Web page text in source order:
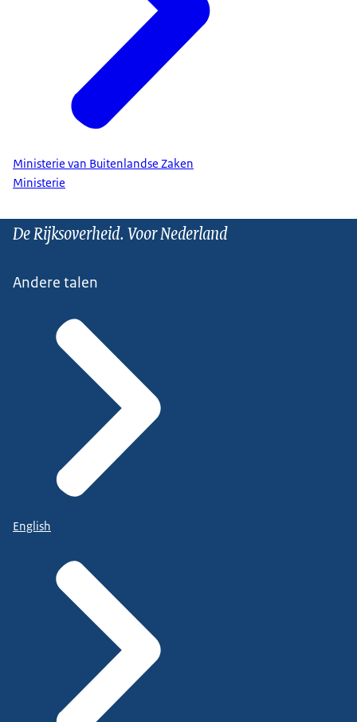
Ministerie van Buitenlandse Zaken
Ministerie
De Rijksoverheid. Voor Nederland
Andere talen
English